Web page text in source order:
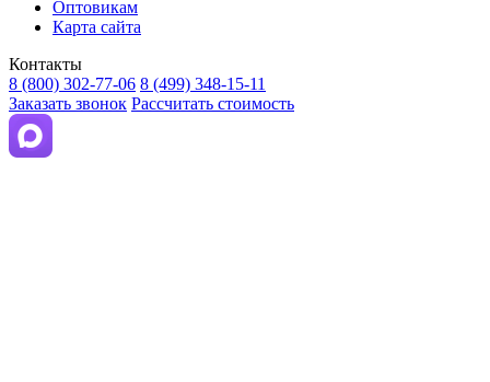
Оптовикам
Карта сайта
Контакты
8 (800) 302-77-06 8 (499) 348-15-11
Заказать звонок Рассчитать стоимость